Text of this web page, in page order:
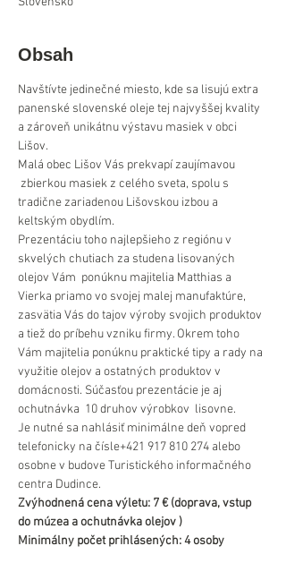
Obsah
Navštívte jedinečné miesto, kde sa lisujú extra
panenské slovenské oleje tej najvyššej kvality
a zároveň unikátnu výstavu masiek v obci
Lišov.
Malá obec Lišov Vás prekvapí zaujímavou
zbierkou masiek z celého sveta, spolu s
tradične zariadenou Lišovskou izbou a
keltským obydlím.
Prezentáciu toho najlepšieho z regiónu v
skvelých chutiach za studena lisovaných
olejov Vám  ponúknu majitelia Matthias a
Vierka priamo vo svojej malej manufaktúre,
zasvätia Vás do tajov výroby svojich produktov
a tiež do príbehu vzniku firmy. Okrem toho
Vám majitelia ponúknu praktické tipy a rady na
využitie olejov a ostatných produktov v
domácnosti. Súčasťou prezentácie je aj
ochutnávka  10 druhov výrobkov  lisovne.
Je nutné sa nahlásiť minimálne deň vopred
telefonicky na čísle+421 917 810 274 alebo
osobne v budove Turistického informačného
centra Dudince.
Zvýhodnená cena výletu: 7 € (doprava, vstup
do múzea a ochutnávka olejov )
Minimálny počet prihlásených: 4 osoby